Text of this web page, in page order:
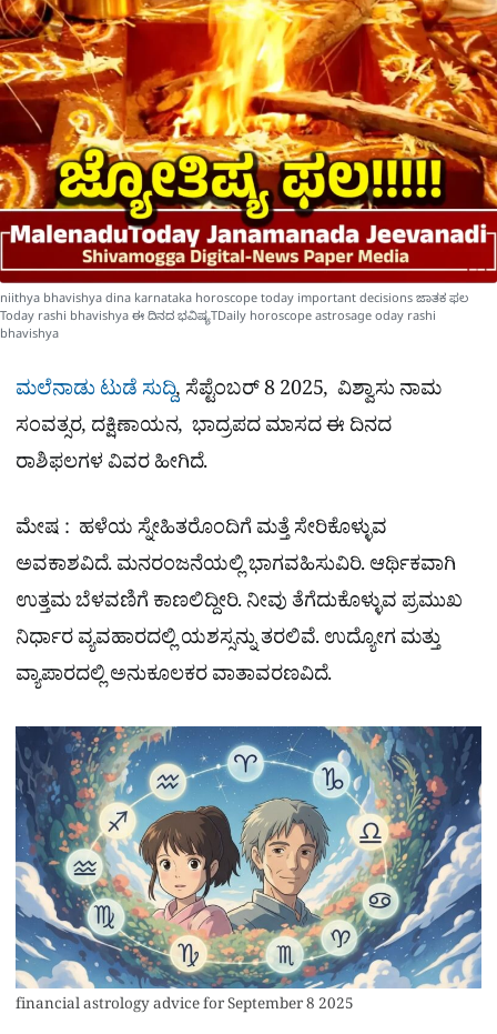
e
niithya bhavishya dina karnataka horoscope today important decisions ಜಾತಕ ಫಲ
Today rashi bhavishya ಈ ದಿನದ ಭವಿಷ್ಯTDaily horoscope astrosage oday rashi
bhavishya
ಮಲೆನಾಡು ಟುಡೆ ಸುದ್ದಿ, ಸೆಪ್ಟೆಂಬರ್ 8 2025, ವಿಶ್ವಾಸು ನಾಮ
ಸಂವತ್ಸರ, ದಕ್ಷಿಣಾಯನ, ಭಾದ್ರಪದ ಮಾಸದ ಈ ದಿನದ
ರಾಶಿಫಲಗಳ ವಿವರ ಹೀಗಿದೆ.
ಮೇಷ : ಹಳೆಯ ಸ್ನೇಹಿತರೊಂದಿಗೆ ಮತ್ತೆ ಸೇರಿಕೊಳ್ಳುವ
ಅವಕಾಶವಿದೆ. ಮನರಂಜನೆಯಲ್ಲಿ ಭಾಗವಹಿಸುವಿರಿ. ಆರ್ಥಿಕವಾಗಿ
ಉತ್ತಮ ಬೆಳವಣಿಗೆ ಕಾಣಲಿದ್ದೀರಿ. ನೀವು ತೆಗೆದುಕೊಳ್ಳುವ ಪ್ರಮುಖ
ನಿರ್ಧಾರ ವ್ಯವಹಾರದಲ್ಲಿ ಯಶಸ್ಸನ್ನು ತರಲಿವೆ. ಉದ್ಯೋಗ ಮತ್ತು
ವ್ಯಾಪಾರದಲ್ಲಿ ಅನುಕೂಲಕರ ವಾತಾವರಣವಿದೆ.
financial astrology advice for September 8 2025